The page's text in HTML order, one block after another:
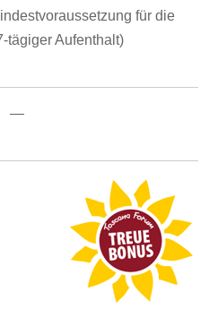
für die
tägiger Aufenthalt)
—